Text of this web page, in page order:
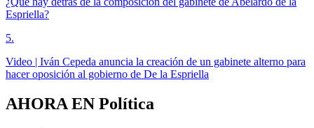
Espriella?
5.
Video | Iván Cepeda anuncia la creación de un gabinete alterno para
hacer oposición al gobierno de De la Espriella
AHORA EN Política